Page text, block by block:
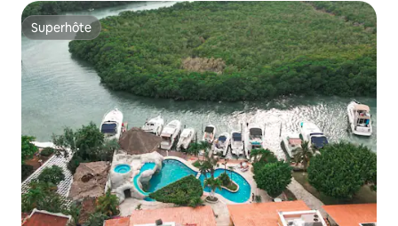
Superhôte
Superhôte